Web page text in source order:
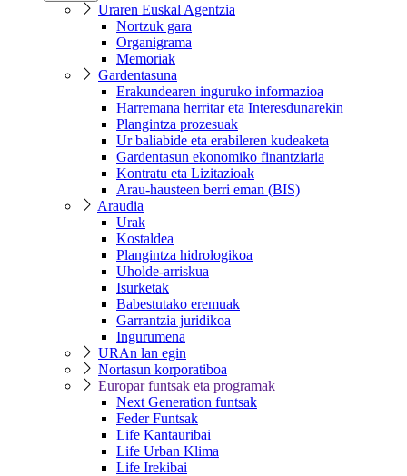
Uraren Euskal Agentzia
Nortzuk gara
Organigrama
Memoriak
Gardentasuna
Erakundearen inguruko informazioa
Harremana herritar eta Interesdunarekin
Plangintza prozesuak
Ur baliabide eta erabileren kudeaketa
Gardentasun ekonomiko finantziaria
Kontratu eta Lizitazioak
Arau-hausteen berri eman (BIS)
Araudia
Urak
Kostaldea
Plangintza hidrologikoa
Uholde-arriskua
Isurketak
Babestutako eremuak
Garrantzia juridikoa
Ingurumena
URAn lan egin
Nortasun korporatiboa
Europar funtsak eta programak
Next Generation funtsak
Feder Funtsak
Life Kantauribai
Life Urban Klima
Life Irekibai